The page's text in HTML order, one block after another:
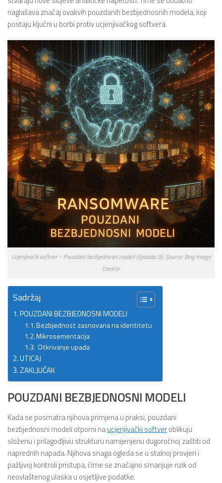
naglašava značaj ovakvih pouzdanih bezbjednosnih modela, koji
postaju ključni u borbi protiv ucjenjivačkog softvera.
Ucjenjivački softver – Pouzdani bezbjednosni modeli (Epizoda 9); Source: Bing Image
Creator
Sadržaj
POUZDANI BEZBJEDNOSNI MODELI
Bezbjednost zasnovana na identitetu
Mikrosementacija
Otkrivanje upada
UTICAJ
ZAKLJUČAK
POUZDANI BEZBJEDNOSNI MODELI
Kada se posmatra njihova primjena u praksi, pouzdani
bezbjednosni modeli otporni naucjenjivački softveroblikuju
složenu i prilagodljivu strukturu namijenjenu dugoročnoj zaštiti od
naprednih napada. Njihova snaga ogleda se u stalnoj provjeri i
pažljivoj kontroli pristupa, čime se značajno smanjuje rizik od
neovlaštenog ulaska u osjetljive podatke.